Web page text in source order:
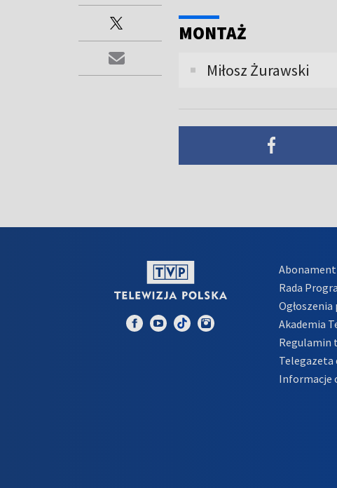
MONTAŻ
Miłosz Żurawski
Abonament
Rada
Akademia
Regulamin
Telegazeta
Informacje